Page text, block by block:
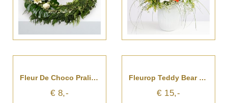
Fleur De Choco Pralines
€ 8,-
Fleurop Teddy Bear - Felix
€ 15,-